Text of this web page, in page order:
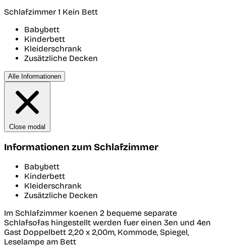
Schlafzimmer 1 Kein Bett
Babybett
Kinderbett
Kleiderschrank
Zusätzliche Decken
Alle Informationen
Close modal
Informationen zum Schlafzimmer
Babybett
Kinderbett
Kleiderschrank
Zusätzliche Decken
Im Schlafzimmer koenen 2 bequeme separate
Schlafsofas hingestellt werden fuer einen 3en und 4en
Gast Doppelbett 2,20 x 2,00m, Kommode, Spiegel,
Leselampe am Bett